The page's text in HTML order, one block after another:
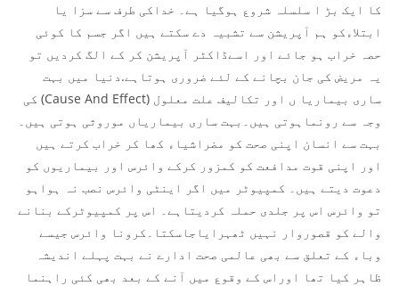
کا ایک بڑ ا سلسلہ شروع ہوگیا ہے۔ خداکی طرف سے سزا یا
ابتلاءکو ہم آپریشن سے تشبیہ دے سکتے ہیں اگر جسم کا کوئی
حصہ خراب ہو جائے اور اسےڈاکٹر آپریشن کر کے الگ کردیں تو
یہ مریض کی جان بچانے کے لئے ضروری ہوتاہے.دنیا میں بہت
ساری بیماریا ں اور تکالیف علت معلول (Cause And Effect) کی
وجہ سے رونماہوتی ہیں۔بہت ساری بیماریاں موروثی ہوتی ہیں۔
بہت سے انسان اپنی صحت کو مضراشیاء کھا کر خراب کرتے ہیں
اور اپنی قوت مدافعت کو کمزور کرکے وائرس اور بیماریوں کو
دعوت دیتے ہیں۔ کمپیوٹر میں اگر اینٹی وائرس نصب نہ ہواہو
تو وائرس اس پر جلدی حملہ کردیتاہے۔ اس پر کمپیوٹرکے بنانے
والے کو قصوروار نہیں ٹھہرایاجاسکتا۔کرونا وائرس جیسے
وباء کے تعلق سے بھی عالمی صحت ادارے نے بہت پہلے اندیشہ
ظاہر کیا تھا اوراس کے وقوع میں آنے کے بعد بھی کئی راہنما